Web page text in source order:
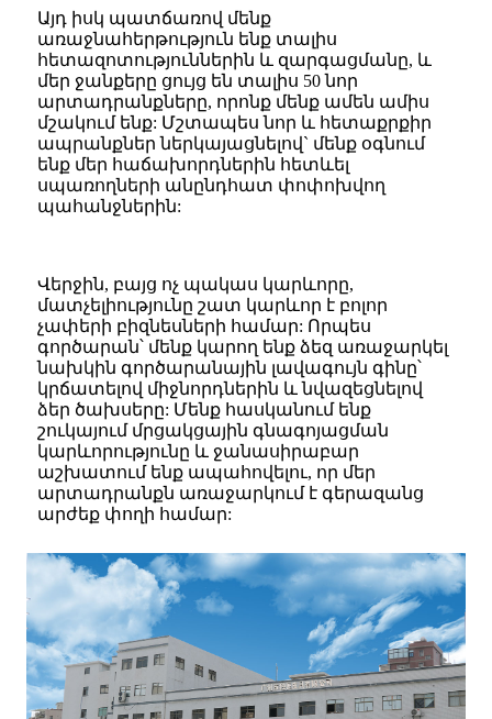
Այդ իսկ պատճառով մենք
առաջնահերթություն ենք տալիս
հետազոտություններին և զարգացմանը, և
մեր ջանքերը ցույց են տալիս 50 նոր
արտադրանքները, որոնք մենք ամեն ամիս
մշակում ենք: Մշտապես նոր և հետաքրքիր
ապրանքներ ներկայացնելով` մենք օգնում
ենք մեր հաճախորդներին հետևել
սպառողների անընդհատ փոփոխվող
պահանջներին:
Վերջին, բայց ոչ պակաս կարևորը,
մատչելիությունը շատ կարևոր է բոլոր
չափերի բիզնեսների համար: Որպես
գործարան՝ մենք կարող ենք ձեզ առաջարկել
նախկին գործարանային լավագույն գինը՝
կրճատելով միջնորդներին և նվազեցնելով
ձեր ծախսերը: Մենք հասկանում ենք
շուկայում մրցակցային գնագոյացման
կարևորությունը և ջանասիրաբար
աշխատում ենք ապահովելու, որ մեր
արտադրանքն առաջարկում է գերազանց
արժեք փողի համար: